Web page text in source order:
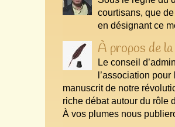
courtisans, que
en désignant ce
À propos de
Le conseil
l’association
manuscrit de notre
riche débat autour du rôle
À vos plumes nous